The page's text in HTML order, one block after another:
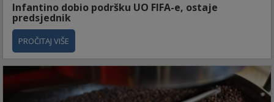
Infantino dobio podršku UO FIFA-e, ostaje
predsjednik
PROČITAJ VIŠE